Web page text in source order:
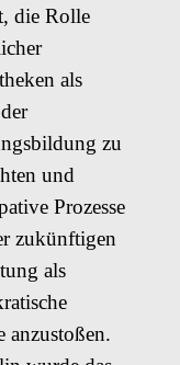
die Rolle
als
zu
und
Prozesse
zukünftigen
als
anzustoßen.